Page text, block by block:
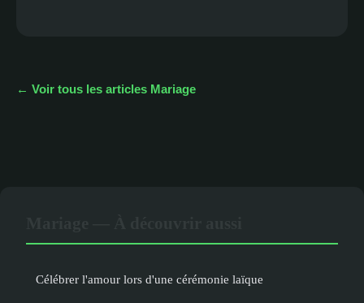
← Voir tous les articles Mariage
Célébrer l'amour lors d'une cérémonie laïque